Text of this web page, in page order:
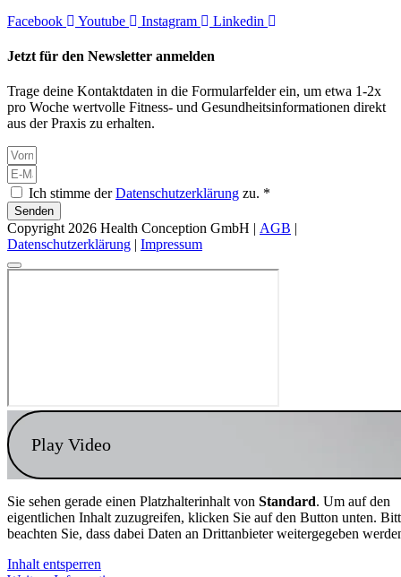
Facebook Youtube Instagram Linkedin
Jetzt für den Newsletter anmelden
Trage deine Kontaktdaten in die Formularfelder ein, um etwa 1-2x
pro Woche wertvolle Fitness- und Gesundheitsinformationen direkt
aus der Praxis zu erhalten.
Ich stimme derDatenschutzerklärung zu. *
Senden
Copyright 2026 Health Conception GmbH | AGB
Datenschutzerklärung
Impressum
Play Video
Sie sehen gerade einen Platzhalterinhalt von Standard. Um auf den
eigentlichen Inhalt zuzugreifen, klicken Sie auf den Button unten.
beachten Sie, dass dabei Daten an Drittanbieter weitergegeben
Inhalt entsperren